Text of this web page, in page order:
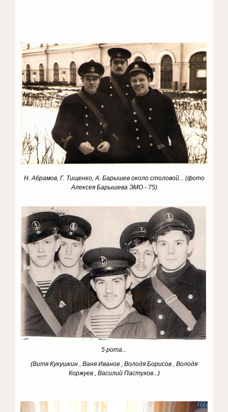
Н. Абрамов, Г. Тищенко, А. Барышев около столовой... (фото
Алексея Барышева ЭМО - 75)
5 рота...
(Витя Кукушкин , Ваня Иванов , Володя Борисов , Володя
Коржуев , Василий Пастухов...)